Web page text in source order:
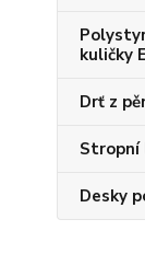
kuličky
Drť z
Desky